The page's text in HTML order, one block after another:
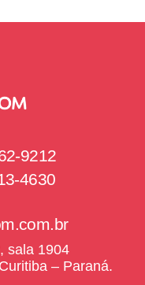
9212
4630
sala 1904
– Paraná.